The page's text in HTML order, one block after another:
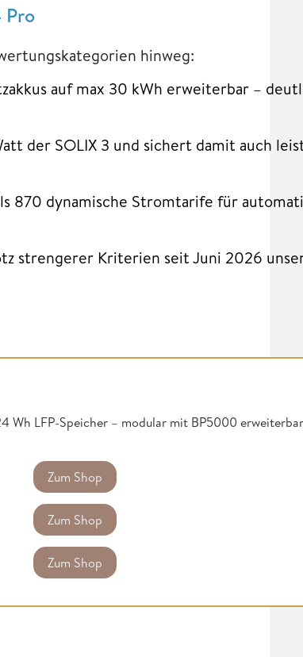
Pro
hinweg:
auf max 30 kWh erweiterbar –
der SOLIX 3 und sichert damit auch
870 dynamische Stromtarife für
strengerer Kriterien seit Juni 2026
Wh LFP-Speicher – modular mit BP5000
Zum Shop
Zum Shop
Zum Shop